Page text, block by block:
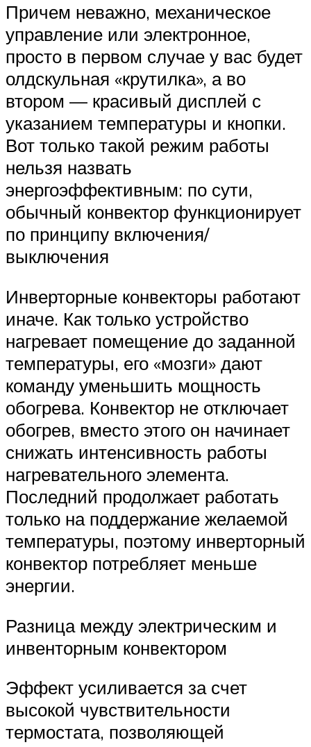
Причем неважно, механическое
управление или электронное,
просто в первом случае у вас будет
олдскульная «крутилка», а во
втором — красивый дисплей с
указанием температуры и кнопки.
Вот только такой режим работы
нельзя назвать
энергоэффективным: по сути,
обычный конвектор функционирует
по принципу включения/
выключения
Инверторные конвекторы работают
иначе. Как только устройство
нагревает помещение до заданной
температуры, его «мозги» дают
команду уменьшить мощность
обогрева. Конвектор не отключает
обогрев, вместо этого он начинает
снижать интенсивность работы
нагревательного элемента.
Последний продолжает работать
только на поддержание желаемой
температуры, поэтому инверторный
конвектор потребляет меньше
энергии.
Разница между электрическим и
инвенторным конвектором
Эффект усиливается за счет
высокой чувствительности
термостата, позволяющей